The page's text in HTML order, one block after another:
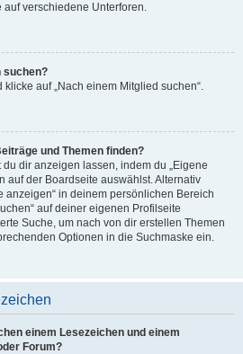
verschiedene Unterforen.
suchen?
klicke auf „Nach einem Mitglied suchen“.
und Themen finden?
dir anzeigen lassen, indem du „Eigene
auf der Boardseite auswählst. Alternativ
anzeigen“ in deinem persönlichen Bereich
auf deiner eigenen Profilseite
Suche, um nach von dir erstellen Themen
Optionen in die Suchmaske ein.
einem Lesezeichen und einem
Forum?